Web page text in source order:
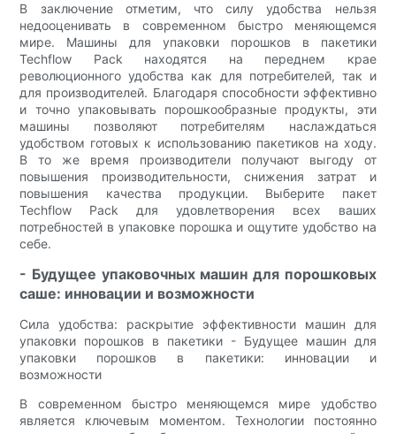
В заключение отметим, что силу удобства нельзя
недооценивать в современном быстро меняющемся
мире. Машины для упаковки порошков в пакетики
Techflow Pack находятся на переднем крае
революционного удобства как для потребителей, так и
для производителей. Благодаря способности эффективно
и точно упаковывать порошкообразные продукты, эти
машины позволяют потребителям наслаждаться
удобством готовых к использованию пакетиков на ходу.
В то же время производители получают выгоду от
повышения производительности, снижения затрат и
повышения качества продукции. Выберите пакет
Techflow Pack для удовлетворения всех ваших
потребностей в упаковке порошка и ощутите удобство на
себе.
- Будущее упаковочных машин для порошковых
саше: инновации и возможности
Сила удобства: раскрытие эффективности машин для
упаковки порошков в пакетики - Будущее машин для
упаковки порошков в пакетики: инновации и
возможности
В современном быстро меняющемся мире удобство
является ключевым моментом. Технологии постоянно